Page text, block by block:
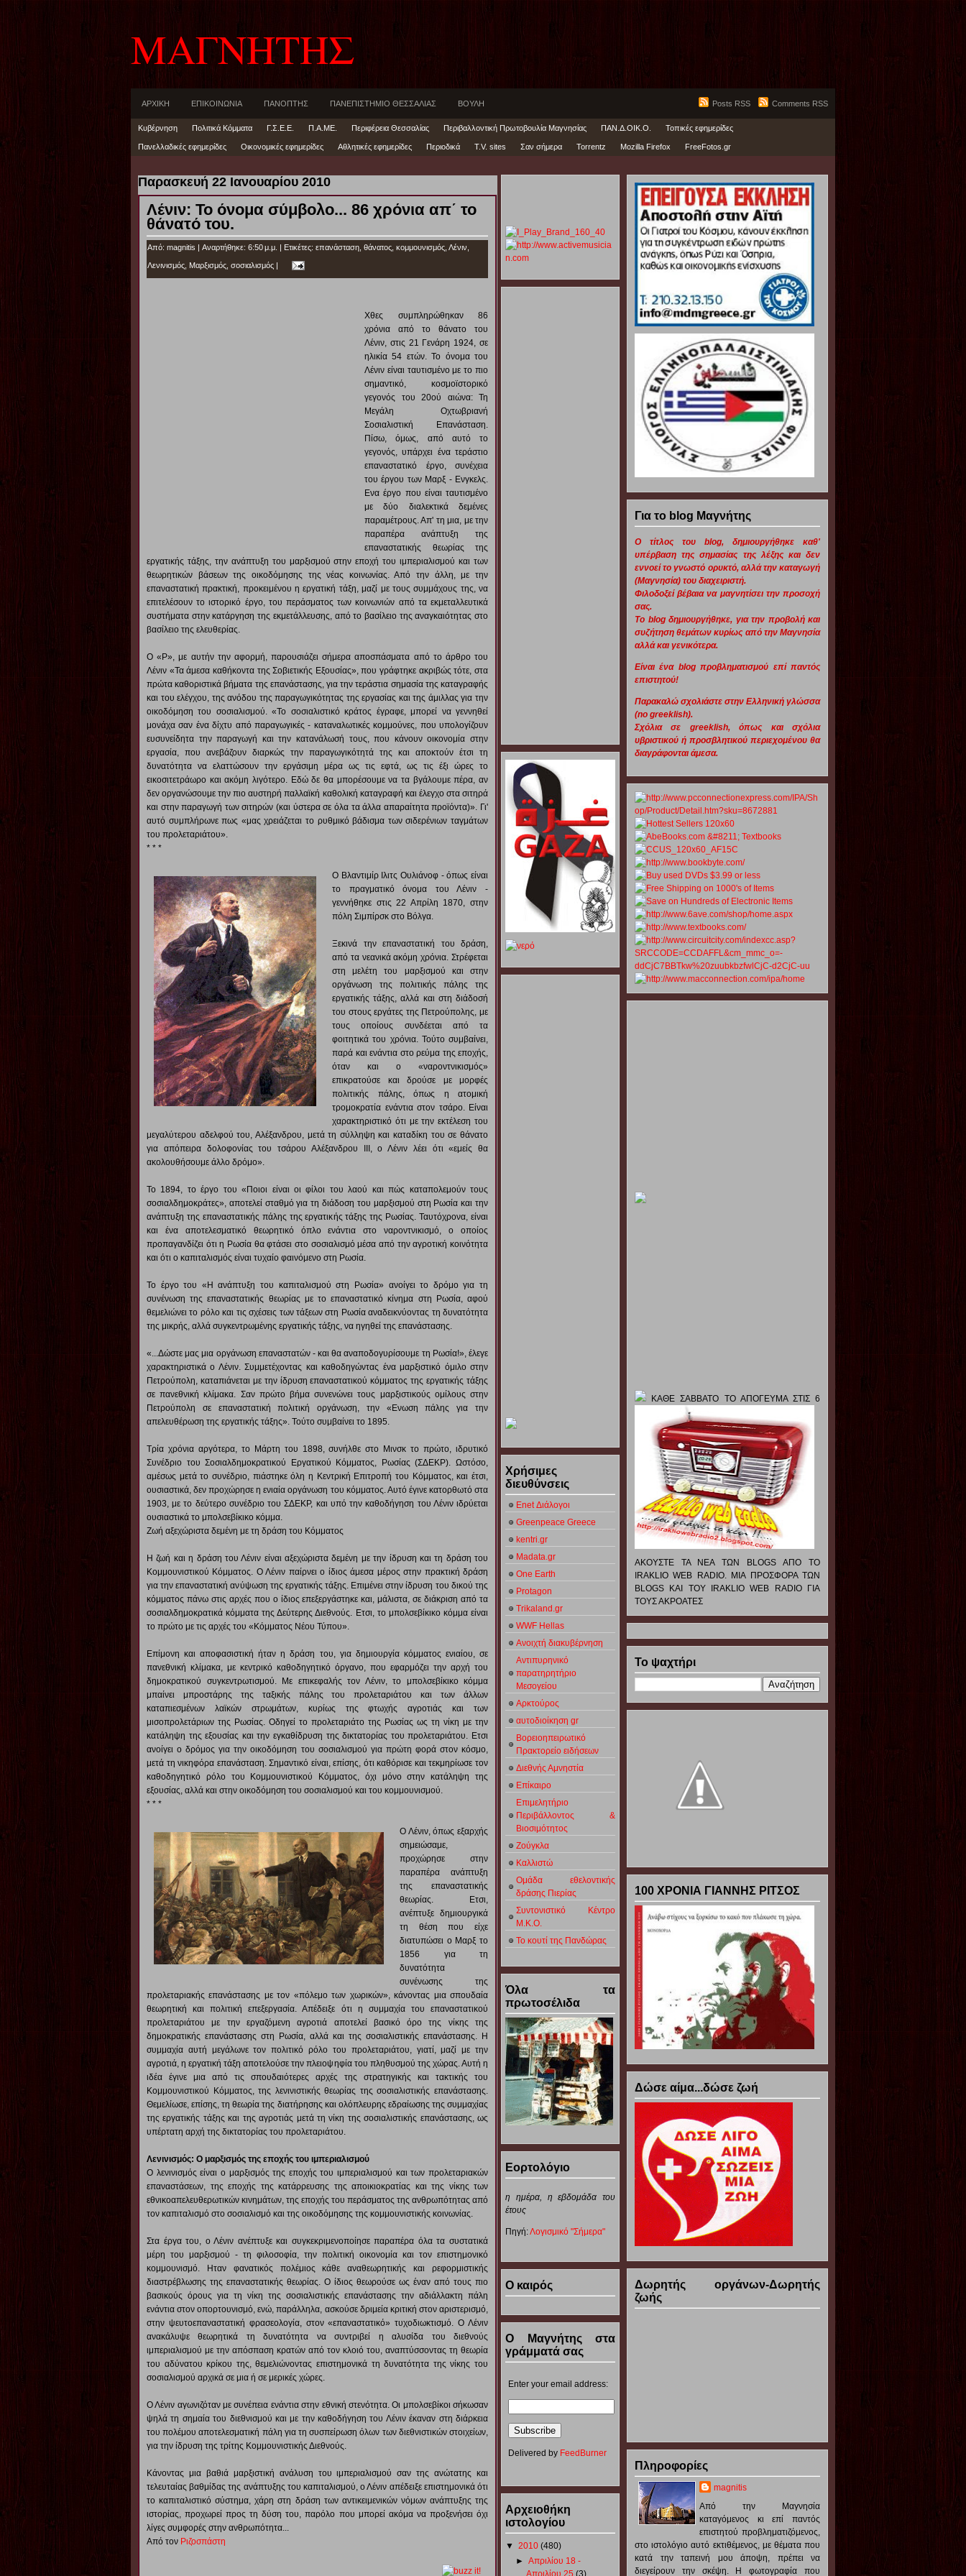
ΜΑΓΝΗΤΗΣ
ΑΡΧΙΚΗ ΕΠΙΚΟΙΝΩΝΙΑ ΠΑΝΟΠΤΗΣ ΠΑΝΕΠΙΣΤΗΜΙΟ ΘΕΣΣΑΛΙΑΣ ΒΟΥΛΗ Posts RSS Comments RSS
Κυβέρνηση Πολιτικά Κόμματα Γ.Σ.Ε.Ε. Π.Α.ΜΕ. Περιφέρεια Θεσσαλίας Περιβαλλοντική Πρωτοβουλία Μαγνησίας ΠΑΝ.Δ.ΟΙΚ.Ο. Τοπικές εφημερίδες
Πανελλαδικές εφημερίδες Οικονομικές εφημερίδες Αθλητικές εφημερίδες Περιοδικά T.V. sites Σαν σήμερα Torrentz Mozilla Firefox FreeFotos.gr
Παρασκευή 22 Ιανουαρίου 2010
Λένιν: Το όνομα σύμβολο... 86 χρόνια απ΄ το
θάνατό του.
Από: magnitis | Αναρτήθηκε: 6:50 μ.μ. | Ετικέτες: επανάσταση θάνατος κομμουνισμός Λένιν
Λενινισμός Μαρξισμός σοσιαλισμός |
Χθες συμπληρώθηκαν 86
χρόνια από το θάνατο του
Λένιν, στις 21 Γενάρη 1924, σε
ηλικία 54 ετών. Το όνομα του
Λένιν είναι ταυτισμένο με το πιο
σημαντικό, κοσμοϊστορικό
γεγονός του 20ού αιώνα: Τη
Μεγάλη Οχτωβριανή
Σοσιαλιστική Επανάσταση.
Πίσω, όμως, από αυτό το
γεγονός, υπάρχει ένα τεράστιο
επαναστατικό έργο, συνέχεια
του έργου των Μαρξ - Ενγκελς.
Ενα έργο που είναι ταυτισμένο
με δύο διαλεκτικά δεμένες
παραμέτρους. Απ' τη μια, με την
παραπέρα ανάπτυξη της
επαναστατικής θεωρίας της
εργατικής τάξης, την ανάπτυξη του μαρξισμού στην εποχή του ιμπεριαλισμού και των
θεωρητικών βάσεων της οικοδόμησης της νέας κοινωνίας. Από την άλλη, με την
επαναστατική πρακτική, προκειμένου η εργατική τάξη, μαζί με τους συμμάχους της, να
επιτελέσουν το ιστορικό έργο, του περάσματος των κοινωνιών από τα εκμεταλλευτικά
συστήματα στην κατάργηση της εκμετάλλευσης, από το βασίλειο της αναγκαιότητας στο
βασίλειο της ελευθερίας.
Ο «Ρ», με αυτήν την αφορμή, παρουσιάζει σήμερα αποσπάσματα από το άρθρο του
Λένιν «Τα άμεσα καθήκοντα της Σοβιετικής Εξουσίας», που γράφτηκε ακριβώς τότε, στα
πρώτα καθοριστικά βήματα της επανάστασης, για την τεράστια σημασία της καταγραφής
και του ελέγχου, της ανόδου της παραγωγικότητας της εργασίας και της άμιλλας για την
οικοδόμηση του σοσιαλισμού. «Το σοσιαλιστικό κράτος έγραφε, μπορεί να γεννηθεί
μονάχα σαν ένα δίχτυ από παραγωγικές - καταναλωτικές κομμούνες, που υπολογίζουν
ευσυνείδητα την παραγωγή και την κατανάλωσή τους, που κάνουν οικονομία στην
εργασία, που ανεβάζουν διαρκώς την παραγωγικότητά της και αποκτούν έτσι τη
δυνατότητα να ελαττώσουν την εργάσιμη μέρα ως τις εφτά, ως τις έξι ώρες το
εικοσιτετράωρο και ακόμη λιγότερο. Εδώ δε θα μπορέσουμε να τα βγάλουμε πέρα, αν
δεν οργανώσουμε την πιο αυστηρή παλλαϊκή καθολική καταγραφή και έλεγχο στα σιτηρά
και στην παραγωγή των σιτηρών (και ύστερα σε όλα τα άλλα απαραίτητα προϊόντα)». Γι'
αυτό συμπλήρωνε πως «μας χρειάζεται το ρυθμικό βάδισμα των σιδερένιων ταγμάτων
του προλεταριάτου».
* * *
Ο Βλαντιμίρ Ιλιτς Ουλιάνοφ - όπως είναι
το πραγματικό όνομα του Λένιν -
γεννήθηκε στις 22 Απρίλη 1870, στην
πόλη Σιμπίρσκ στο Βόλγα.
Ξεκινά την επαναστατική του δράση,
από τα νεανικά ακόμη χρόνια. Στρέφεται
στη μελέτη του μαρξισμού και στην
οργάνωση της πολιτικής πάλης της
εργατικής τάξης, αλλά και στη διάδοσή
του στους εργάτες της Πετρούπολης, με
τους οποίους συνδέεται από τα
φοιτητικά του χρόνια. Τούτο συμβαίνει,
παρά και ενάντια στο ρεύμα της εποχής,
όταν και ο «ναροντνικισμός»
επικρατούσε και δρούσε με μορφές
πολιτικής πάλης, όπως η ατομική
τρομοκρατία ενάντια στον τσάρο. Είναι
χαρακτηριστικό ότι με την εκτέλεση του
μεγαλύτερου αδελφού του, Αλέξανδρου, μετά τη σύλληψη και καταδίκη του σε θάνατο
για απόπειρα δολοφονίας του τσάρου Αλέξανδρου ΙΙΙ, ο Λένιν λέει ότι «εμείς θα
ακολουθήσουμε άλλο δρόμο».
Το 1894, το έργο του «Ποιοι είναι οι φίλοι του λαού και πώς καταπολεμούν τους
σοσιαλδημοκράτες», αποτελεί σταθμό για τη διάδοση του μαρξισμού στη Ρωσία και την
ανάπτυξη της επαναστατικής πάλης της εργατικής τάξης της Ρωσίας. Ταυτόχρονα, είναι
και ένα αποτελεσματικό θεωρητικό όπλο ενάντια στο ναροντνικισμό, ο οποίος
προπαγανδίζει ότι η Ρωσία θα φτάσει στο σοσιαλισμό μέσα από την αγροτική κοινότητα
και ότι ο καπιταλισμός είναι τυχαίο φαινόμενο στη Ρωσία.
Το έργο του «Η ανάπτυξη του καπιταλισμού στη Ρωσία» ανοίγει το δρόμο για τη
συνένωση της επαναστατικής θεωρίας με το επαναστατικό κίνημα στη Ρωσία, αφού
θεμελιώνει το ρόλο και τις σχέσεις των τάξεων στη Ρωσία αναδεικνύοντας τη δυνατότητα
της μικρής, αλλά συγκεντρωμένης εργατικής τάξης, να ηγηθεί της επανάστασης.
«...Δώστε μας μια οργάνωση επαναστατών - και θα αναποδογυρίσουμε τη Ρωσία!», έλεγε
χαρακτηριστικά ο Λένιν. Συμμετέχοντας και καθοδηγώντας ένα μαρξιστικό όμιλο στην
Πετρούπολη, καταπιάνεται με την ίδρυση επαναστατικού κόμματος της εργατικής τάξης
σε πανεθνική κλίμακα. Σαν πρώτο βήμα συνενώνει τους μαρξιστικούς ομίλους στην
Πετρούπολη σε επαναστατική πολιτική οργάνωση, την «Ενωση πάλης για την
απελευθέρωση της εργατικής τάξης». Τούτο συμβαίνει το 1895.
Τρία χρόνια αργότερα, το Μάρτη του 1898, συνήλθε στο Μινσκ το πρώτο, ιδρυτικό
Συνέδριο του Σοσιαλδημοκρατικού Εργατικού Κόμματος, Ρωσίας (ΣΔΕΚΡ). Ωστόσο,
αμέσως μετά το συνέδριο, πιάστηκε όλη η Κεντρική Επιτροπή του Κόμματος, και έτσι,
ουσιαστικά, δεν προχώρησε η ενιαία οργάνωση του κόμματος. Αυτό έγινε κατορθωτό στα
1903, με το δεύτερο συνέδριο του ΣΔΕΚΡ, και υπό την καθοδήγηση του Λένιν ιδρύεται
ουσιαστικά το μπολσεβίκικο κόμμα.
Ζωή αξεχώριστα δεμένη με τη δράση του Κόμματος
Η ζωή και η δράση του Λένιν είναι αξεχώριστα δεμένη με την ίδρυση και τη δράση του
Κομμουνιστικού Κόμματος. Ο Λένιν παίρνει ο ίδιος άμεσα μέρος στην πρακτική δράση
για την επαναστατική ανύψωση της εργατικής τάξης. Επιμένει στην ίδρυση του δικού της
κόμματος πάνω στις αρχές που ο ίδιος επεξεργάστηκε και, μάλιστα, σε διάκριση από τα
σοσιαλδημοκρατικά κόμματα της Δεύτερης Διεθνούς. Ετσι, το μπολσεβίκικο κόμμα είναι
το πρώτο με τις αρχές του «Κόμματος Νέου Τύπου».
Επίμονη και αποφασιστική ήταν η δράση του, για δημιουργία κόμματος ενιαίου, σε
πανεθνική κλίμακα, με κεντρικό καθοδηγητικό όργανο, που εφαρμόζει την αρχή του
δημοκρατικού συγκεντρωτισμού. Με επικεφαλής τον Λένιν, το μπολσεβίκικο κόμμα
μπαίνει μπροστάρης της ταξικής πάλης του προλεταριάτου και των άλλων
καταπιεσμένων λαϊκών στρωμάτων, κυρίως της φτωχής αγροτιάς και των
μισοπρολετάριων της Ρωσίας. Οδηγεί το προλεταριάτο της Ρωσίας ως τη νίκη με την
κατάληψη της εξουσίας και την εγκαθίδρυση της δικτατορίας του προλεταριάτου. Ετσι
ανοίγει ο δρόμος για την οικοδόμηση του σοσιαλισμού για πρώτη φορά στον κόσμο,
μετά τη νικηφόρα επανάσταση. Σημαντικό είναι, επίσης, ότι καθόρισε και τεκμηρίωσε τον
καθοδηγητικό ρόλο του Κομμουνιστικού Κόμματος, όχι μόνο στην κατάληψη της
εξουσίας, αλλά και στην οικοδόμηση του σοσιαλισμού και του κομμουνισμού.
* * *
Ο Λένιν, όπως εξαρχής
σημειώσαμε,
προχώρησε στην
παραπέρα ανάπτυξη
της επαναστατικής
θεωρίας. Ετσι,
ανέπτυξε δημιουργικά
τη θέση που είχε
διατυπώσει ο Μαρξ το
1856 για τη
δυνατότητα
συνένωσης της
προλεταριακής επανάστασης με τον «πόλεμο των χωρικών», κάνοντας μια σπουδαία
θεωρητική και πολιτική επεξεργασία. Απέδειξε ότι η συμμαχία του επαναστατικού
προλεταριάτου με την εργαζόμενη αγροτιά αποτελεί βασικό όρο της νίκης της
δημοκρατικής επανάστασης στη Ρωσία, αλλά και της σοσιαλιστικής επανάστασης. Η
συμμαχία αυτή μεγάλωνε τον πολιτικό ρόλο του προλεταριάτου, γιατί, μαζί με την
αγροτιά, η εργατική τάξη αποτελούσε την πλειοψηφία του πληθυσμού της χώρας. Αυτή η
ιδέα έγινε μια από τις σπουδαιότερες αρχές της στρατηγικής και τακτικής του
Κομμουνιστικού Κόμματος, της λενινιστικής θεωρίας της σοσιαλιστικής επανάστασης.
Θεμελίωσε, επίσης, τη θεωρία της διατήρησης και ολόπλευρης εδραίωσης της συμμαχίας
της εργατικής τάξης και της αγροτιάς μετά τη νίκη της σοσιαλιστικής επανάστασης, ως
υπέρτατη αρχή της δικτατορίας του προλεταριάτου.
Λενινισμός: Ο μαρξισμός της εποχής του ιμπεριαλισμού
Ο λενινισμός είναι ο μαρξισμός της εποχής του ιμπεριαλισμού και των προλεταριακών
επαναστάσεων, της εποχής της κατάρρευσης της αποικιοκρατίας και της νίκης των
εθνικοαπελευθερωτικών κινημάτων, της εποχής του περάσματος της ανθρωπότητας από
τον καπιταλισμό στο σοσιαλισμό και της οικοδόμησης της κομμουνιστικής κοινωνίας.
Στα έργα του, ο Λένιν ανέπτυξε και συγκεκριμενοποίησε παραπέρα όλα τα συστατικά
μέρη του μαρξισμού - τη φιλοσοφία, την πολιτική οικονομία και τον επιστημονικό
κομμουνισμό. Ηταν φανατικός πολέμιος κάθε αναθεωρητικής και ρεφορμιστικής
διαστρέβλωσης της επαναστατικής θεωρίας. Ο ίδιος θεωρούσε ως έναν από τους πιο
βασικούς όρους για τη νίκη της σοσιαλιστικής επανάστασης την αδιάλλακτη πάλη
ενάντια στον οπορτουνισμό, ενώ, παράλληλα, ασκούσε δριμεία κριτική στον αριστερισμό,
στην ψευτοεπαναστατική φρασεολογία, στον «επαναστατικό» τυχοδιωκτισμό. Ο Λένιν
ανακάλυψε θεωρητικά τη δυνατότητα να συντριβεί η αλυσίδα του διεθνούς
ιμπεριαλισμού με την απόσπαση κρατών από τον κλοιό του, αναπτύσσοντας τη θεωρία
του αδύνατου κρίκου της, θεμελιώνοντας επιστημονικά τη δυνατότητα της νίκης του
σοσιαλισμού αρχικά σε μια ή σε μερικές χώρες.
Ο Λένιν αγωνιζόταν με συνέπεια ενάντια στην εθνική στενότητα. Οι μπολσεβίκοι σήκωσαν
ψηλά τη σημαία του διεθνισμού και με την καθοδήγηση του Λένιν έκαναν στη διάρκεια
του πολέμου αποτελεσματική πάλη για τη συσπείρωση όλων των διεθνιστικών στοιχείων,
για την ίδρυση της τρίτης Κομμουνιστικής Διεθνούς.
Κάνοντας μια βαθιά μαρξιστική ανάλυση του ιμπεριαλισμού σαν της ανώτατης και
τελευταίας βαθμίδας της ανάπτυξης του καπιταλισμού, ο Λένιν απέδειξε επιστημονικά ότι
το καπιταλιστικό σύστημα, χάρη στη δράση των αντικειμενικών νόμων ανάπτυξης της
ιστορίας, προχωρεί προς τη δύση του, παρόλο που μπορεί ακόμα να προξενήσει όχι
λίγες συμφορές στην ανθρωπότητα...
Από τον Ριζοσπάστη
Χρήσιμες
διευθύνσεις
Enet Διάλογοι
Greenpeace Greece
kentri.gr
Madata.gr
One Earth
Protagon
Trikaland.gr
WWF Hellas
Ανοιχτή διακυβέρνηση
Αντιπυρηνικό
παρατηρητήριο
Μεσογείου
Αρκτούρος
αυτοδιοίκηση gr
Βορειοηπειρωτικό
Πρακτορείο ειδήσεων
Διεθνής Αμνηστία
Επίκαιρο
Επιμελητήριο
Περιβάλλοντος &
Βιοσιμότητος
Ζούγκλα
Καλλιστώ
Ομάδα εθελοντικής
δράσης Πιερίας
Συντονιστικό Κέντρο
Μ.Κ.Ο.
Το κουτί της Πανδώρας
Όλα τα
πρωτοσέλιδα
Εορτολόγιο
η ημέρα, η εβδομάδα του
έτους
Πηγή:Λογισμικό "Σήμερα"
Ο καιρός
Ο Μαγνήτης στα
γράμματά σας
Enter your email address:
Delivered by FeedBurner
Αρχειοθήκη
ιστολογίου
▼ 2010 (480)
►Απριλίου 18 -
Απριλίου 25(3)
Για το blog Μαγνήτης
Ο τίτλος του blog, δημιουργήθηκε καθ'
υπέρβαση της σημασίας της λέξης και δεν
εννοεί το γνωστό ορυκτό, αλλά την καταγωγή
(Μαγνησία) του διαχειριστή.
Φιλοδοξεί βέβαια να μαγνητίσει την προσοχή
σας.
Το blog δημιουργήθηκε, για την προβολή και
συζήτηση θεμάτων κυρίως από την Μαγνησία
αλλά και γενικότερα.
Είναι ένα blog προβληματισμού επί παντός
επιστητού!
Παρακαλώ σχολιάστε στην Ελληνική γλώσσα
(no greeklish).
Σχόλια σε greeklish, όπως και σχόλια
υβριστικού ή προσβλητικού περιεχομένου θα
διαγράφονται άμεσα.
ΚΑΘΕ ΣΑΒΒΑΤΟ ΤΟ ΑΠΟΓΕΥΜΑ ΣΤΙΣ 6
ΑΚΟΥΣΤΕ ΤΑ ΝΕΑ ΤΩΝ BLOGS ΑΠΟ ΤΟ
IRAKLIO WEB RADIO. ΜΙΑ ΠΡΟΣΦΟΡΑ ΤΩΝ
BLOGS ΚΑΙ ΤΟΥ IRAKLIO WEB RADIO ΓΙΑ
ΤΟΥΣ ΑΚΡΟΑΤΕΣ
Το ψαχτήρι
100 ΧΡΟΝΙΑ ΓΙΑΝΝΗΣ ΡΙΤΣΟΣ
Δώσε αίμα...δώσε ζωή
Δωρητής οργάνων-Δωρητής
ζωής
Πληροφορίες
magnitis
Από την Μαγνησία
καταγόμενος κι επί παντός
επιστητού προβληματιζόμενος,
στο ιστολόγιο αυτό εκτιθέμενος, με θέματα που
κατά την ταπεινή μου άποψη, πρέπει να
διεγείρουν την σκέψη. Η φωτογραφία που